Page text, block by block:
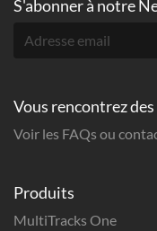
Produits
MultiTracks One
S'abonner à notre
Vous rencontrez
Voir les FAQs ou